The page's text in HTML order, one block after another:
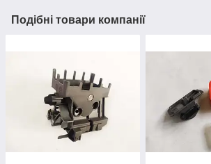
Подібні товари компанії